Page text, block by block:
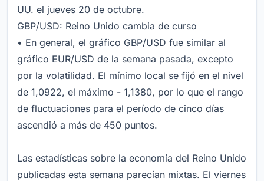
UU. el jueves 20 de octubre.
GBP/USD: Reino Unido cambia de curso
• En general, el gráfico GBP/USD fue similar al
gráfico EUR/USD de la semana pasada, excepto
por la volatilidad. El mínimo local se fijó en el nivel
de 1,0922, el máximo - 1,1380, por lo que el rango
de fluctuaciones para el período de cinco días
ascendió a más de 450 puntos.
Las estadísticas sobre la economía del Reino Unido
publicadas esta semana parecían mixtas. El viernes